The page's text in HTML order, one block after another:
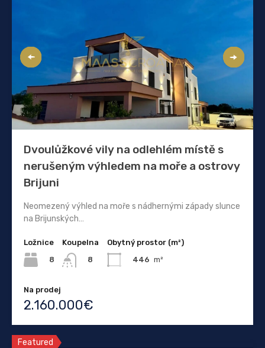
Dvoulůžkové vily na odlehlém místě s
nerušeným výhledem na moře a ostrovy
Brijuni
Neomezený výhled na moře s nádhernými západy slunce
na Brijunských…
Ložnice
8
Koupelna
8
Obytný prostor (m²)
446 m²
Na prodej
2.160.000€
Featured